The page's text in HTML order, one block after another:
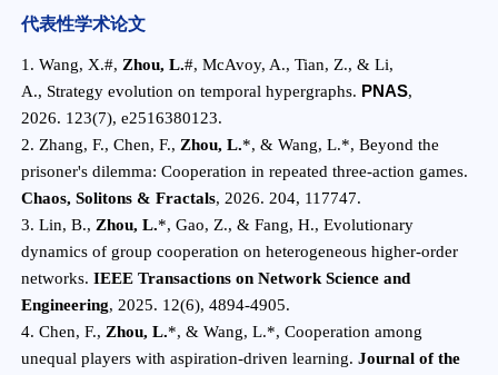
代表性学术论文
1. Wang, X.#, Zhou, L.#, McAvoy, A., Tian, Z., & Li,
A., Strategy evolution on temporal hypergraphs. PNAS,
2026. 123(7), e2516380123.
2. Zhang, F., Chen, F., Zhou, L.*, & Wang, L.*, Beyond the
prisoner's dilemma: Cooperation in repeated three-action games.
Chaos, Solitons & Fractals, 2026. 204, 117747.
3. Lin, B., Zhou, L.*, Gao, Z., & Fang, H., Evolutionary
dynamics of group cooperation on heterogeneous higher-order
networks. IEEE Transactions on Network Science and
Engineering, 2025. 12(6), 4894-4905.
4. Chen, F., Zhou, L.*, & Wang, L.*, Cooperation among
unequal players with aspiration-driven learning. Journal of the